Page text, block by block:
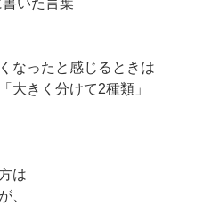
いた言葉
なったと感じるときは
大きく分けて2種類」
は
、